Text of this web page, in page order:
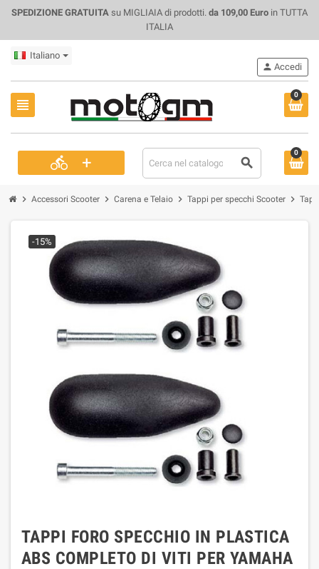
SPEDIZIONE GRATUITA su MIGLIAIA di prodotti. da 109,00 Euro in TUTTA
ITALIA
Italiano
view_headline
0
directions_bike + search
person Accedi
0
chevron_right Accessori Scooter chevron_right Carena e Telaio chevron_right Tappi per specchi Scooter chevron_right
-15%
TAPPI FORO SPECCHIO IN PLASTICA
ABS COMPLETO DI VITI PER YAMAHA